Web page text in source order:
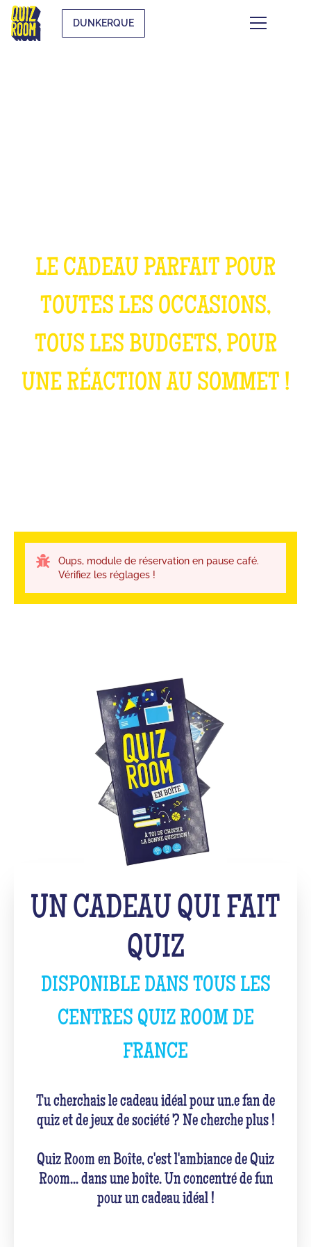
DUNKERQUE
LE CADEAU PARFAIT POUR
TOUTES LES OCCASIONS,
TOUS LES BUDGETS, POUR
UNE RÉACTION AU SOMMET !
Oups, module de réservation en pause café.
Vérifiez les réglages !
UN CADEAU QUI FAIT
QUIZ
DISPONIBLE DANS TOUS LES
CENTRES QUIZ ROOM DE
FRANCE
Tu cherchais le cadeau idéal pour un.e fan de
quiz et de jeux de société ? Ne cherche plus !
Quiz Room en Boîte, c'est l'ambiance de Quiz
Room... dans une boîte. Un concentré de fun
pour un cadeau idéal !